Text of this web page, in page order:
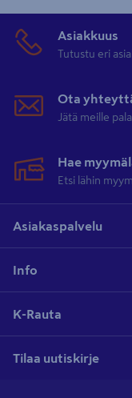
Asiakkuus
Tutustu eri
Ota
Jätä meille
Hae
Etsi lähin
Asiakaspalvelu
Info
K-Rauta
Tilaa uutiskirje